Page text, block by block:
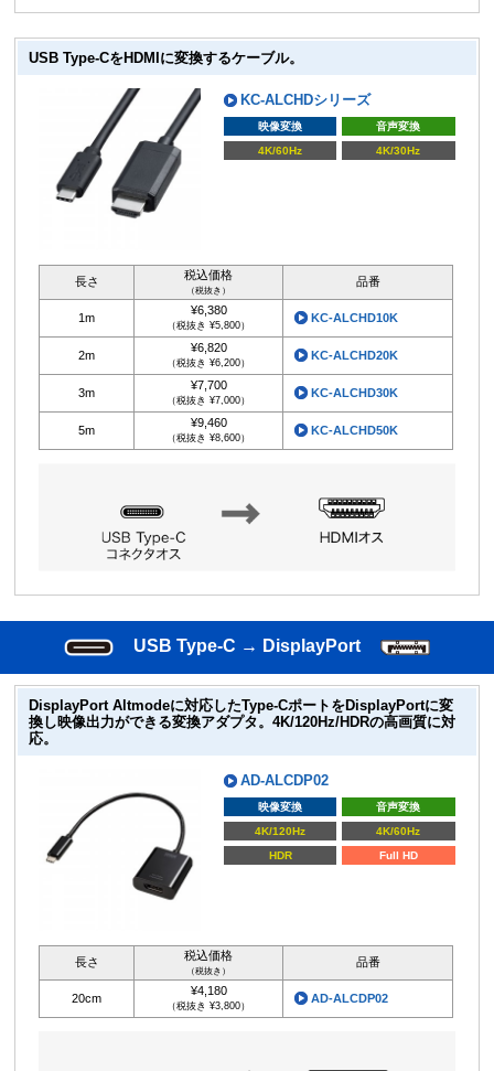
USB Type-CをHDMIに変換するケーブル。
KC-ALCHDシリーズ
映像変換
音声変換
4K/60Hz
4K/30Hz
長さ 税込価格
（税抜き）
品番
1m
¥6,380
（税抜き ¥5,800）
KC-ALCHD10K
2m
¥6,820
（税抜き ¥6,200）
KC-ALCHD20K
3m
¥7,700
（税抜き ¥7,000）
KC-ALCHD30K
5m
¥9,460
（税抜き ¥8,600）
KC-ALCHD50K
USB Type-C → DisplayPort
DisplayPort Altmodeに対応したType-CポートをDisplayPortに変
換し映像出力ができる変換アダプタ。4K/120Hz/HDRの高画質に対
応。
AD-ALCDP02
映像変換
音声変換
4K/120Hz
4K/60Hz
HDR
Full HD
長さ 税込価格
（税抜き）
品番
20cm
¥4,180
（税抜き ¥3,800）
AD-ALCDP02